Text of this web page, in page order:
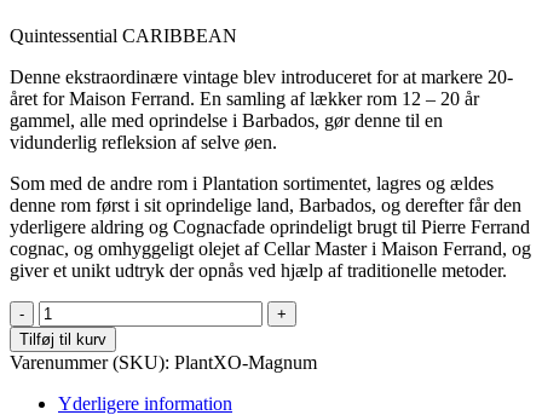
Quintessential CARIBBEAN
Denne ekstraordinære vintage blev introduceret for at markere 20-
året for Maison Ferrand. En samling af lækker rom 12 – 20 år
gammel, alle med oprindelse i Barbados, gør denne til en
vidunderlig refleksion af selve øen.
Som med de andre rom i Plantation sortimentet, lagres og ældes
denne rom først i sit oprindelige land, Barbados, og derefter får den
yderligere aldring og Cognacfade oprindeligt brugt til Pierre Ferrand
cognac, og omhyggeligt olejet af Cellar Master i Maison Ferrand, og
giver et unikt udtryk der opnås ved hjælp af traditionelle metoder.
Plantation
-
XO
20TH
ANNIVERSARY
Tilføj til kurv
Varenummer (SKU): PlantXO-Magnum
Yderligere information